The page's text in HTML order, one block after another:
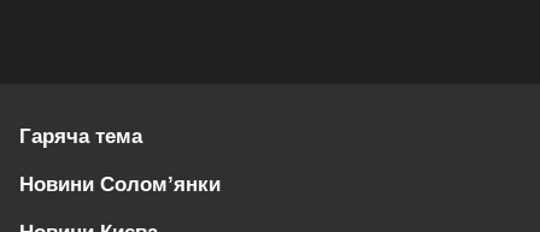
Гаряча тема
Новини Солом’янки